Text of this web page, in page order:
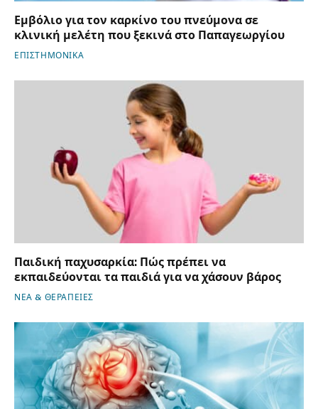
Εμβόλιο για τον καρκίνο του πνεύμονα σε
κλινική μελέτη που ξεκινά στο Παπαγεωργίου
ΕΠΙΣΤΗΜΟΝΙΚΑ
Παιδική παχυσαρκία: Πώς πρέπει να
εκπαιδεύονται τα παιδιά για να χάσουν βάρος
ΝΕΑ & ΘΕΡΑΠΕΙΕΣ